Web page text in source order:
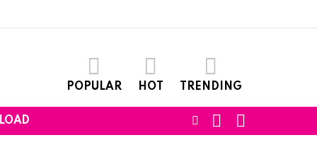
POPULAR HOT TRENDING
FOLLOWSEARCH